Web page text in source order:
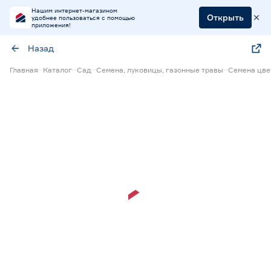
Нашим интернет-магазином
удобнее пользоваться с помощью
приложения!
Открыть
Назад
Главная Каталог Сад Семена, луковицы, газонные травы Семена